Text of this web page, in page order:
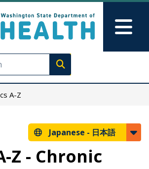
Execute search
A-Z
Japanese - 日本語
Z - Chronic